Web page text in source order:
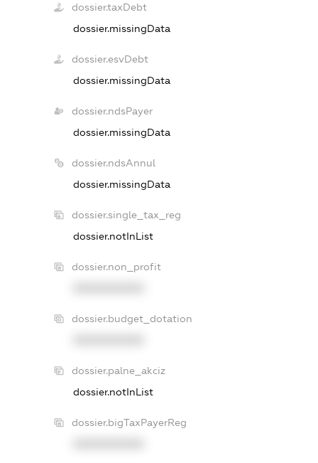
dossier.taxDebt
dossier.missingData
dossier.esvDebt
dossier.missingData
dossier.ndsPayer
dossier.missingData
dossier.ndsAnnul
dossier.missingData
dossier.single_tax_reg
dossier.notInList
dossier.non_profit
dossier.budget_dotation
dossier.palne_akciz
dossier.notInList
dossier.bigTaxPayerReg